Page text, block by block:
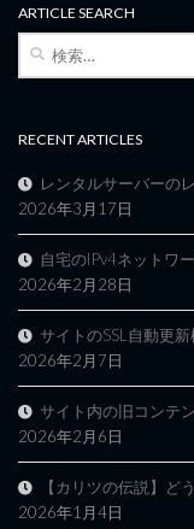
ARTICLE SEARCH
検
RECENT ARTICLES
レンタルサーバーの
2026年3月17日
自宅のIPv4ネットワ
2026年2月28日
サイトのSSL自動更
2026年2月7日
サイト内の旧コンテ
2026年2月6日
【カリツの伝説】ど
2026年1月4日